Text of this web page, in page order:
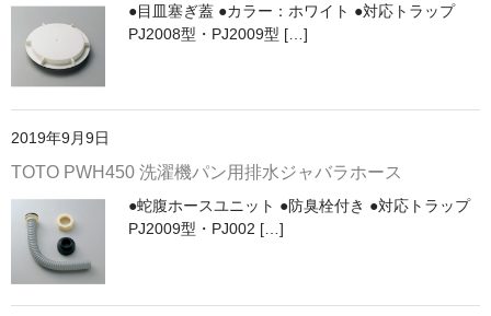
タオル掛け・タオルリング・タオル棚
収納キャビネット・棚・化粧棚
収納キャビネット・棚・化粧棚 [TOTO]
紙巻器・トイレットペーパーホルダー
紙巻器・トイレットペーパーホルダー [LIXIL]
紙巻器・トイレットペーパーホルダー [TOTO]
●目皿塞ぎ蓋 ●カラー：ホワイト ●対応トラップ
PJ2008型・PJ2009型 […]
2019年9月9日
TOTO PWH450 洗濯機パン用排水ジャバラホース
●蛇腹ホースユニット ●防臭栓付き ●対応トラップ
PJ2009型・PJ002 […]